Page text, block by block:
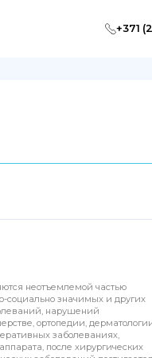
+371
неотъемлемой частью
социально значимых и других
нарушений
ортопедии,
заболеваниях,
после хирургических